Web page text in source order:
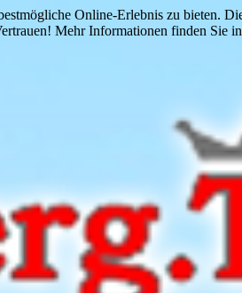
Online-Erlebnis zu bieten.
Mehr Informationen finden Sie